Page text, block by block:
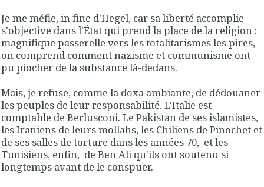
Je me méfie, in fine d'Hegel, car sa liberté accomplie
s'objective dans l'État qui prend la place de la religion :
magnifique passerelle vers les totalitarismes les pires,
on comprend comment nazisme et communisme ont
pu piocher de la substance là-dedans.
Mais, je refuse, comme la doxa ambiante, de dédouaner
les peuples de leur responsabilité. L'Italie est
comptable de Berlusconi. Le Pakistan de ses islamistes,
les Iraniens de leurs mollahs, les Chiliens de Pinochet et
de ses salles de torture dans les années 70, et les
Tunisiens, enfin, de Ben Ali qu'ils ont soutenu si
longtemps avant de le conspuer.